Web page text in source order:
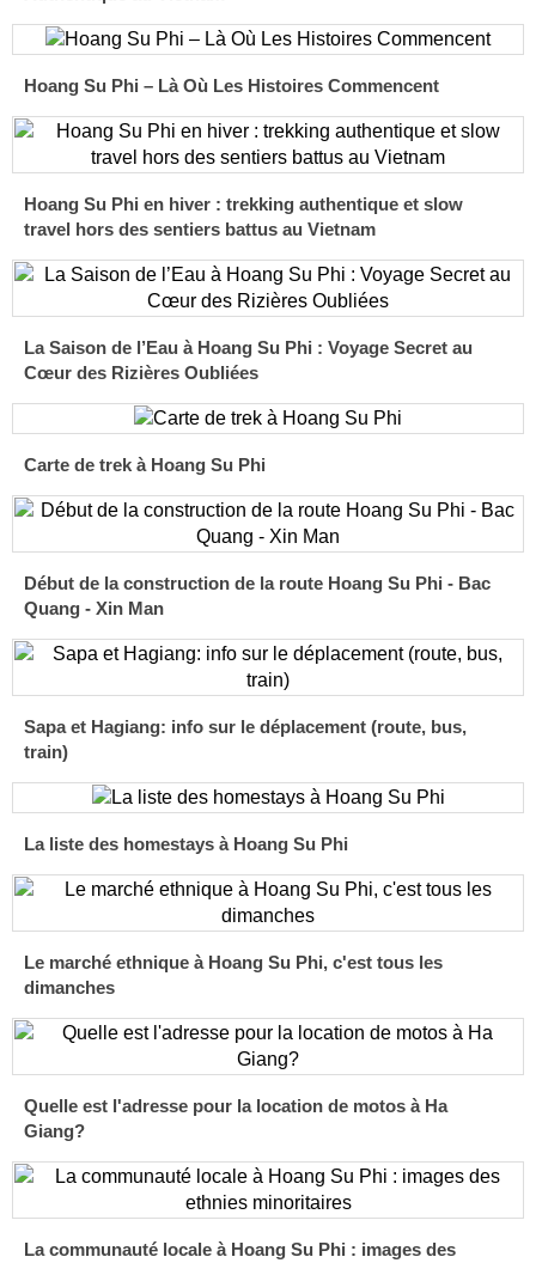
Hoang Su Phi – Là Où Les Histoires Commencent
Hoang Su Phi en hiver : trekking authentique et slow
travel hors des sentiers battus au Vietnam
La Saison de l’Eau à Hoang Su Phi : Voyage Secret au
Cœur des Rizières Oubliées
Carte de trek à Hoang Su Phi
Début de la construction de la route Hoang Su Phi - Bac
Quang - Xin Man
Sapa et Hagiang: info sur le déplacement (route, bus,
train)
La liste des homestays à Hoang Su Phi
Le marché ethnique à Hoang Su Phi, c'est tous les
dimanches
Quelle est l'adresse pour la location de motos à Ha
Giang?
La communauté locale à Hoang Su Phi : images des